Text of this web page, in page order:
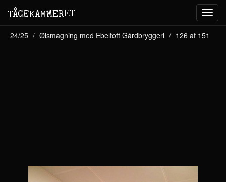
TÅGEKAMMERET
24/25 Ølsmagning med Ebeltoft Gårdbryggeri 126 af 151